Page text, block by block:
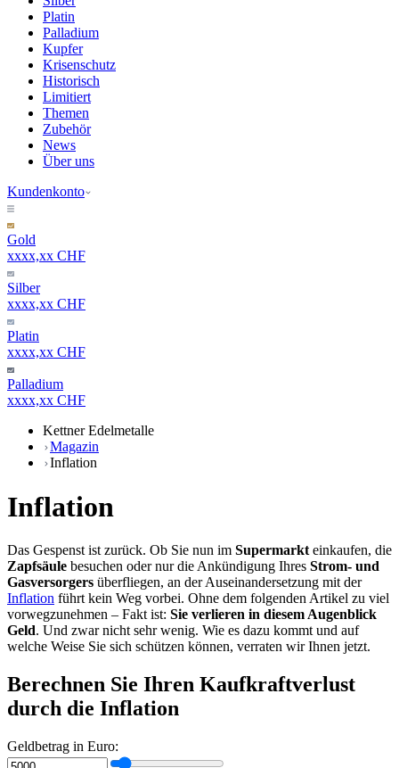
Platin
Palladium
Kupfer
Krisenschutz
Historisch
Limitiert
Themen
Zubehör
News
Über uns
Kundenkonto
Gold
xxxx,xx CHF
Silber
xxxx,xx CHF
Platin
xxxx,xx CHF
Palladium
xxxx,xx CHF
Kettner Edelmetalle
Magazin
Inflation
Inflation
Das Gespenst ist zurück. Ob Sie nun im Supermarkt einkaufen, die
Zapfsäule besuchen oder nur die Ankündigung Ihres Strom- und
Gasversorgers überfliegen, an der Auseinandersetzung mit der
Inflation führt kein Weg vorbei. Ohne dem folgenden Artikel zu viel
vorwegzunehmen – Fakt ist: Sie verlieren in diesem Augenblick
Geld. Und zwar nicht sehr wenig. Wie es dazu kommt und auf
welche Weise Sie sich schützen können, verraten wir Ihnen jetzt.
Berechnen Sie Ihren Kaufkraftverlust
durch die Inflation
Geldbetrag in Euro: